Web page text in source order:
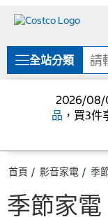
單
全站分類
2026/08/
品 ，買3
首頁 影音家電 季
季節家電